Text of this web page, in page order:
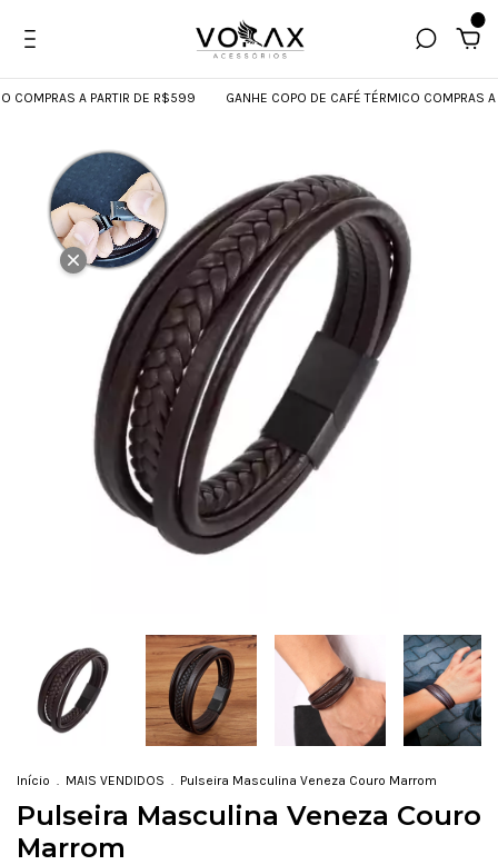
A PARTIR DE R$599 GANHE COPO DE CAFÉ TÉRMICO COMPRAS A
Início MAIS VENDIDOS Pulseira Masculina Veneza Couro Marrom
Pulseira Masculina Veneza Couro
Marrom